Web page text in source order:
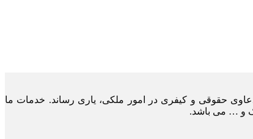
حقوقی و کیفری در امور ملکی، یاری رساند. خدمات ما
و … می باشد.